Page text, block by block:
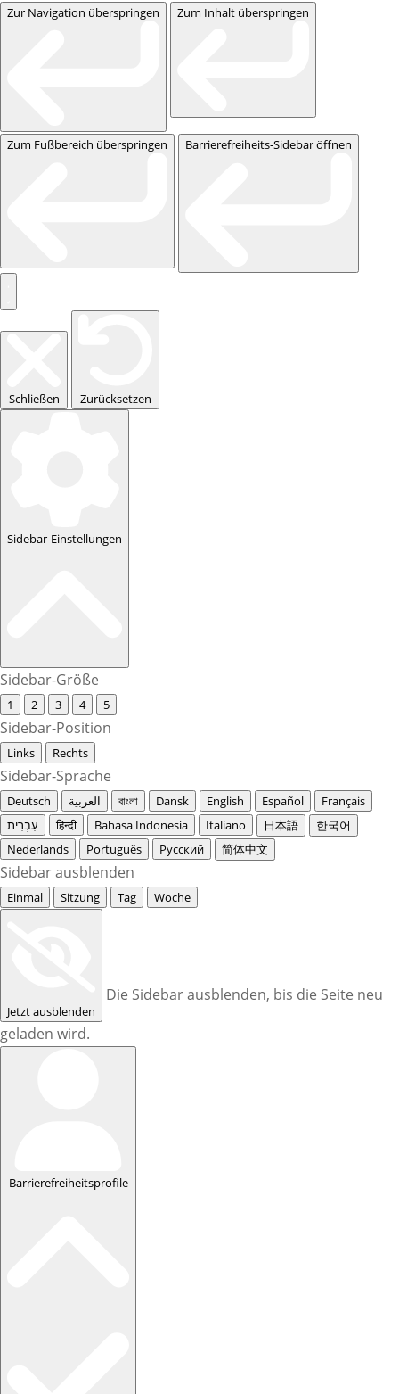
Zur Navigation überspringen Zum Inhalt überspringen
Zum Fußbereich überspringen Barrierefreiheits-Sidebar öffnen
Schließen Zurücksetzen
Sidebar-Einstellungen
Sidebar-Größe
1 2 3 4 5
Sidebar-Position
Links Rechts
Sidebar-Sprache
Deutsch العربية বাংলা Dansk English Español
Français
עִבְרִית
हिन्दी Bahasa Indonesia Italiano 日本語
한국어
Nederlands
Português Русский 简体中文
Sidebar ausblenden
Einmal Sitzung Tag Woche
Jetzt ausblenden
Die Sidebar ausblenden, bis die Seite neu
geladen wird.
Barrierefreiheitsprofile